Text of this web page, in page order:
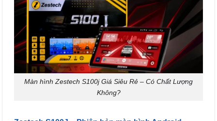
Màn hình Zestech S100j Giá Siêu Rẻ – Có Chất Lượng
Không?